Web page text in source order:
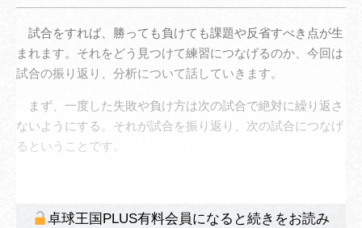
試合をすれば、勝っても負けても課題や反省すべき点が生
まれます。それをどう見つけて練習につなげるのか、今回は
試合の振り返り、分析について話していきます。
まず、一度した失敗や負け方は次の試合で絶対に繰り返さ
ないようにする。それが試合を振り返り、次の試合につなげ
るということです。
卓球王国PLUS有料会員になると続きをお読み